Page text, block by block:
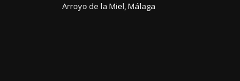
Arroyo de la Miel, Málaga